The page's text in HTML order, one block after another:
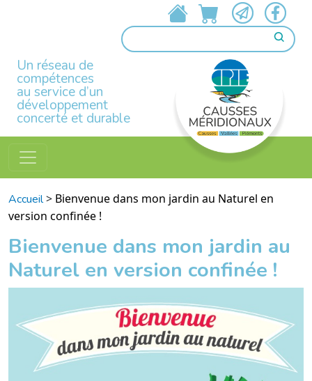
Un réseau de
compétences
au service d’un
développement
concerté et durable
Accueil> Bienvenue dans mon jardin au Naturel en
version confinée !
Bienvenue dans mon jardin au
Naturel en version confinée !